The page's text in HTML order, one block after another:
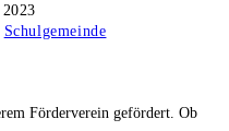
Schulgemeinde
Förderverein gefördert. Ob